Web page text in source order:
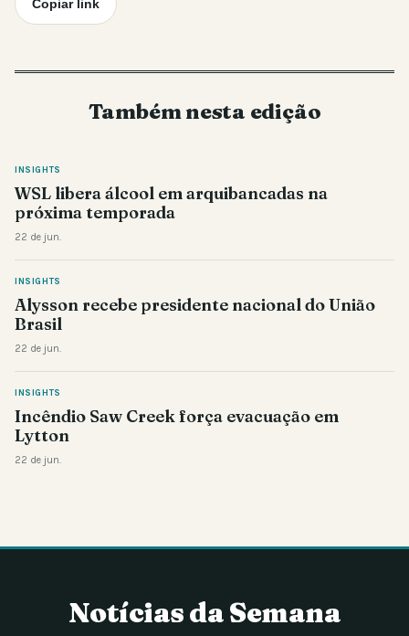
Copiar link
Também nesta edição
INSIGHTS
WSL libera álcool em arquibancadas na
próxima temporada
22 de jun.
INSIGHTS
Alysson recebe presidente nacional do União
Brasil
22 de jun.
INSIGHTS
Incêndio Saw Creek força evacuação em
Lytton
22 de jun.
Notícias da Semana